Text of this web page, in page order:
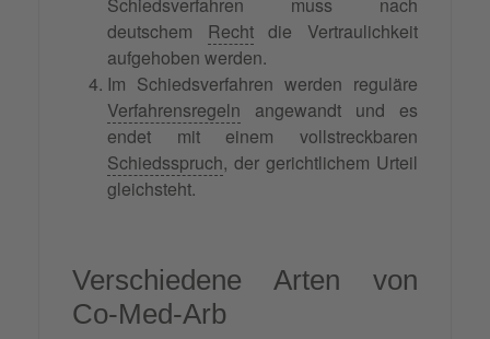
Schiedsverfahren muss nach
deutschem Rechtdie Vertraulichkeit
aufgehoben werden.
Im Schiedsverfahren werden reguläre
Verfahrensregeln angewandt und es
endet mit einem vollstreckbaren
Schiedsspruch, der gerichtlichem Urteil
gleichsteht.
Verschiedene Arten von
Co-Med-Arb